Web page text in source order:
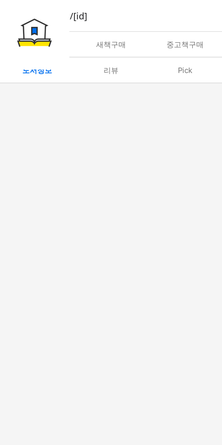
book/rent/[id]
대여 새책구매 중고책구매
도서정보 리뷰 Pick